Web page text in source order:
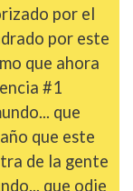
por el
por este
que ahora
#1
que
que este
de la gente
que odie